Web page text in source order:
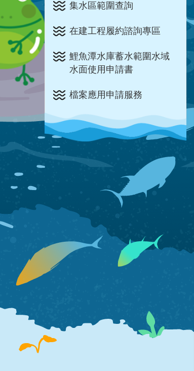
集水區範圍查詢
在建工程履約諮詢專區
鯉魚潭水庫蓄水範圍水域
水面使用申請書
檔案應用申請服務